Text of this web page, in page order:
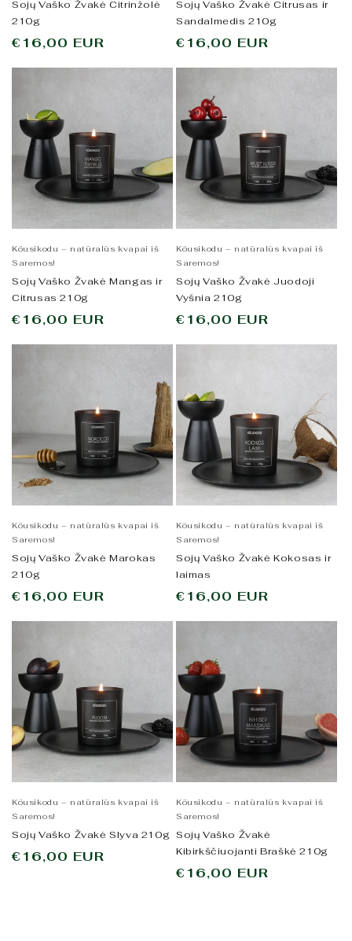
Sojų Vaško Žvakė Citrinžolė
210g
Įprasta
€16,00 EUR
Sojų Vaško Žvakė Citrusas ir
Sandalmedis 210g
Įprasta
€16,00 EUR
Köusikodu – natūralūs kvapai iš
Saremos!
Sojų Vaško Žvakė Mangas ir
Citrusas 210g
Įprasta
€16,00 EUR
Köusikodu – natūralūs kvapai iš
Saremos!
Sojų Vaško Žvakė Juodoji
Vyšnia 210g
Įprasta
€16,00 EUR
Köusikodu – natūralūs kvapai iš
Saremos!
Sojų Vaško Žvakė Marokas
210g
Įprasta
€16,00 EUR
Köusikodu – natūralūs kvapai iš
Saremos!
Sojų Vaško Žvakė Kokosas ir
laimas
Įprasta
€16,00 EUR
Köusikodu – natūralūs kvapai iš
Saremos!
Sojų Vaško Žvakė Slyva 210g
Įprasta
€16,00 EUR
Köusikodu – natūralūs kvapai iš
Saremos!
Sojų Vaško Žvakė
Kibirkščiuojanti Braškė 210g
Įprasta
€16,00 EUR